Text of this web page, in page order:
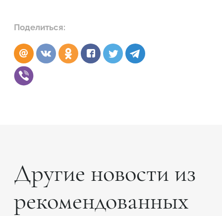
Поделиться:
Другие новости из
рекомендованных